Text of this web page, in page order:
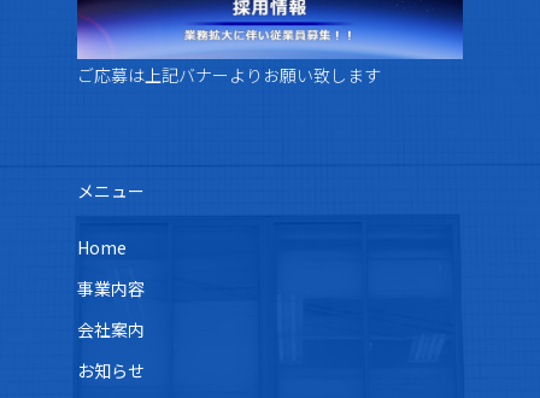
ご応募は上記バナーよりお願い致します
メニュー
Home
事業内容
会社案内
お知らせ